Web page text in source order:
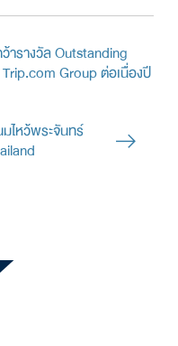
รางวัล Outstanding
Group ต่อเนื่องปี
ไหว้พระจันทร์